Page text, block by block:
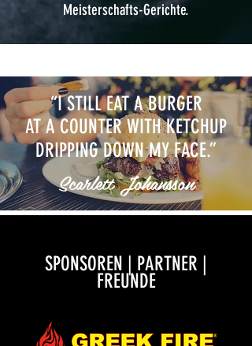
Meisterschafts-Gerichte.
“I STILL EAT A BURGER
AT A COUNTER WITH KETCHUP
DRIPPING DOWN MY FACE.”
Scarlett Johansson
SPONSOREN | PARTNER |
FREUNDE